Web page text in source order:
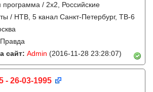
программа / 2x2, Российские
/ НТВ, 5 канал Санкт-Петербург, ТВ-6
Правда
сайт: Admin (2016-11-28 23:28:07)
- 26-03-1995